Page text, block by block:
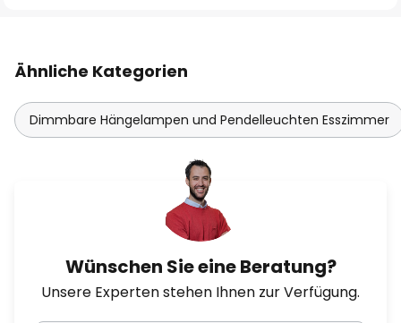
Ähnliche Kategorien
Dimmbare Hängelampen und Pendelleuchten Esszimmer
Wünschen Sie eine Beratung?
Unsere Experten stehen Ihnen zur Verfügung.